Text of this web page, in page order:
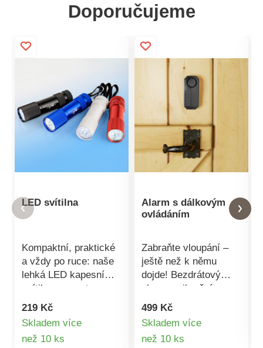
Doporučujeme
LED svítilna
Kompaktní, praktické
a vždy po ruce: naše
lehká LED kapesní
svítilna na cesty -
jistota je jistota.
jakou barvu jsme pro
Vás vybrali. S 9 LED
219 Kč
Skladem více
než 10 ks
Alarm s dálkovým
ovládáním
Zabraňte vloupání –
ještě než k němu
dojde! Bezdrátový
alarm s vibračním
senzorem okamžitě
spustí hlasitý poplach.
Jednoduchá montáž.
499 Kč
Skladem více
než 10 ks